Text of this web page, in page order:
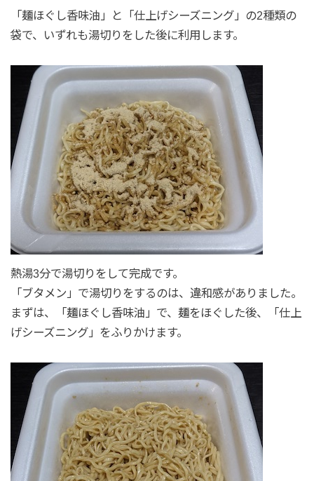
「麺ほぐし香味油」と「仕上げシーズニング」の2種類の
袋で、いずれも湯切りをした後に利用します。
熱湯3分で湯切りをして完成です。
「ブタメン」で湯切りをするのは、違和感がありました。
まずは、「麺ほぐし香味油」で、麺をほぐした後、「仕上
げシーズニング」をふりかけます。